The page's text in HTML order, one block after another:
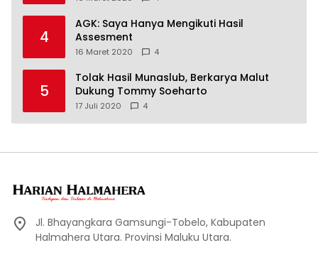
4
AGK: Saya Hanya Mengikuti Hasil
Assesment
16 Maret 2020 4
5
Tolak Hasil Munaslub, Berkarya Malut
Dukung Tommy Soeharto
17 Juli 2020 4
Jl. Bhayangkara Gamsungi-Tobelo, Kabupaten
Halmahera Utara. Provinsi Maluku Utara.